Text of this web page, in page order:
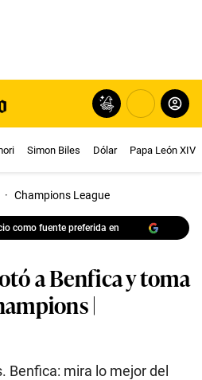
Simon Biles Dólar Papa León XIV
· Champions League
como fuente preferida en
a Benfica y toma
|
Benfica: mira lo mejor del